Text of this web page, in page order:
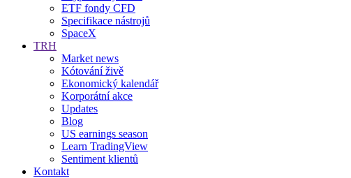
ETF fondy CFD
Specifikace nástrojů
SpaceX
TRH
Market news
Kótování živě
Ekonomický kalendář
Korporátní akce
Updates
Blog
US earnings season
Learn TradingView
Sentiment klientů
Kontakt